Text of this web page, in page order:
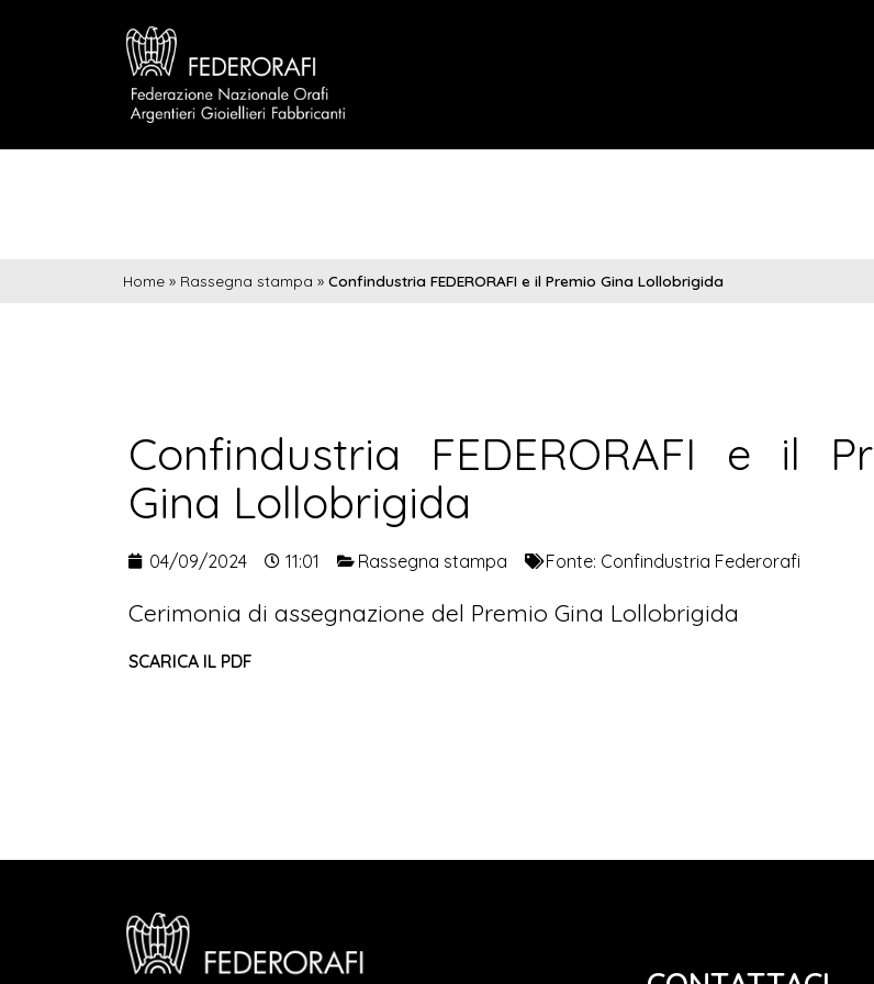
Home » Rassegna stampa » Confindustria FEDERORAFI e il Premio Gina Lollobrigida
Confindustria FEDERORAFI e il
Gina Lollobrigida
04/09/2024 11:01 Rassegna stampa Fonte: Confindustria Federorafi
Cerimonia di assegnazione del Premio Gina Lollobrigida
SCARICA IL PDF